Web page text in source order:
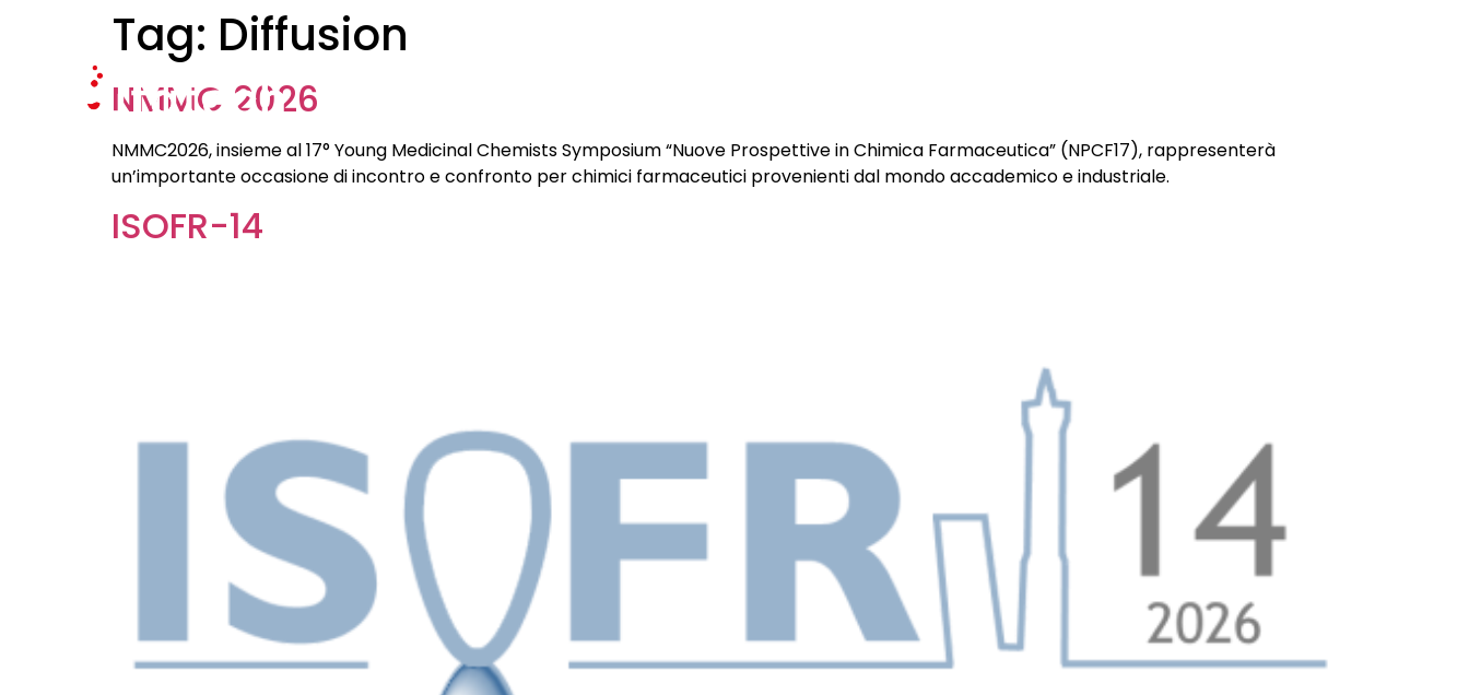
Tag: Diffusion
NMMC 2026
NMMC2026, insieme al 17° Young Medicinal Chemists Symposium “Nuove Prospettive in Chimica Farmaceutica” (NPCF17), rappresenterà
un’importante occasione di incontro e confronto per chimici farmaceutici provenienti dal mondo accademico e industriale.
ISOFR-14